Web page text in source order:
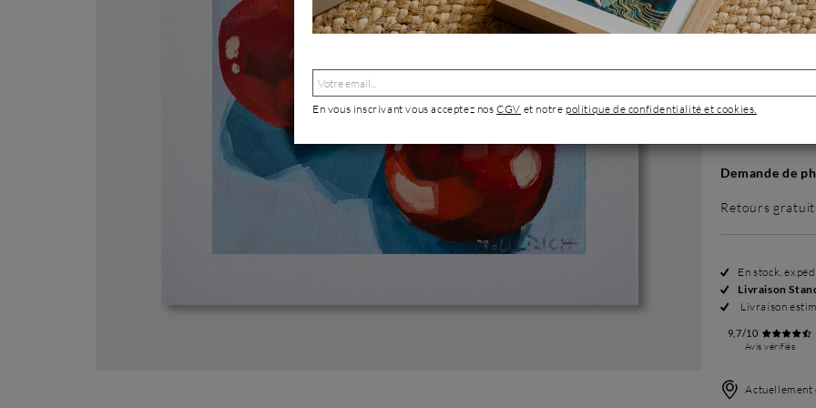
114 €
Demande de
Retours
En stock,
Livraison
Livraison
9,7/10
Avis vérifiés
Actuellement
En vous inscrivant vous acceptez nosCGV et notre politique de confidentialité et cookies.